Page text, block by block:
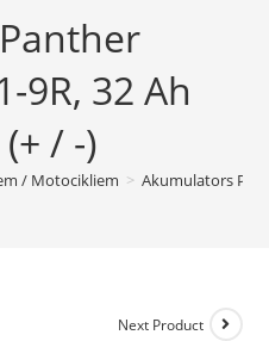
9R, 32 Ah
/ -)
/ Motocikliem > Akumulators
Next Product